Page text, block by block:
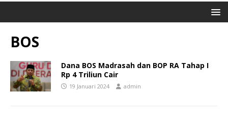
BOS
Dana BOS Madrasah dan BOP RA Tahap I
Rp 4 Triliun Cair
19 Januari 2024 admin